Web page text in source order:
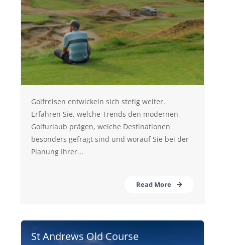
Golfreisen entwickeln sich stetig weiter.
Erfahren Sie, welche Trends den modernen
Golfurlaub prägen, welche Destinationen
besonders gefragt sind und worauf Sie bei der
Planung Ihrer...
Read More
St Andrews Old Course